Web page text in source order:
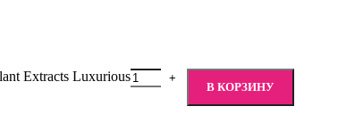
Extracts Luxurious
В КОРЗИНУ